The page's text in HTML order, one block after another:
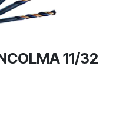
11/32